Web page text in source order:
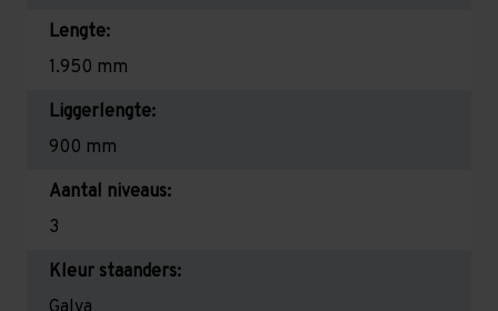
Lengte:
1.950 mm
Liggerlengte:
900 mm
Aantal niveaus:
3
Kleur staanders: